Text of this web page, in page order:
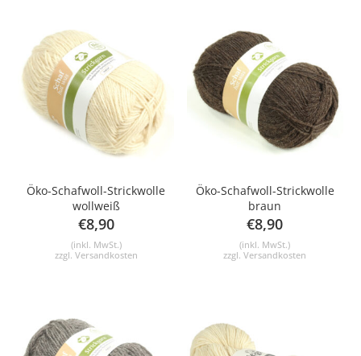
Öko-Schafwoll-Strickwolle
wollweiß
€8,90
(inkl. MwSt.)
zzgl. Versandkosten
Öko-Schafwoll-Strickwolle
braun
€8,90
(inkl. MwSt.)
zzgl.Versandkosten